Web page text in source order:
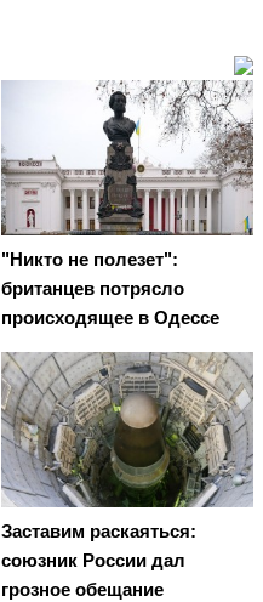
"Никто не полезет":
британцев потрясло
происходящее в Одессе
Заставим раскаяться:
союзник России дал
грозное обещание